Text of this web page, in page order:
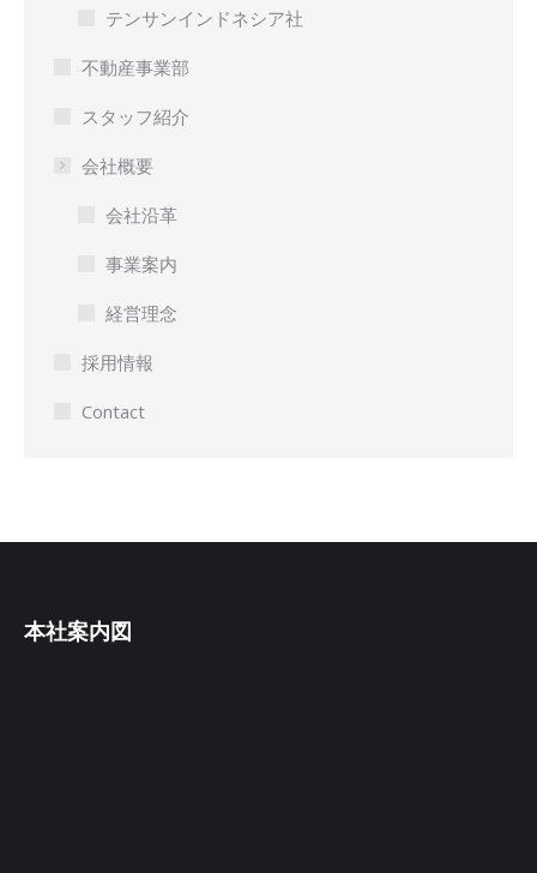
テンサンインドネシア社
不動産事業部
スタッフ紹介
会社概要
会社沿革
事業案内
経営理念
採用情報
Contact
本社案内図